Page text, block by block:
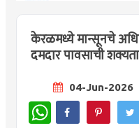
केरळमध्ये मान्सूनचे
दमदार पावसाची शक्यता
04-Jun-2026
WhatsApp